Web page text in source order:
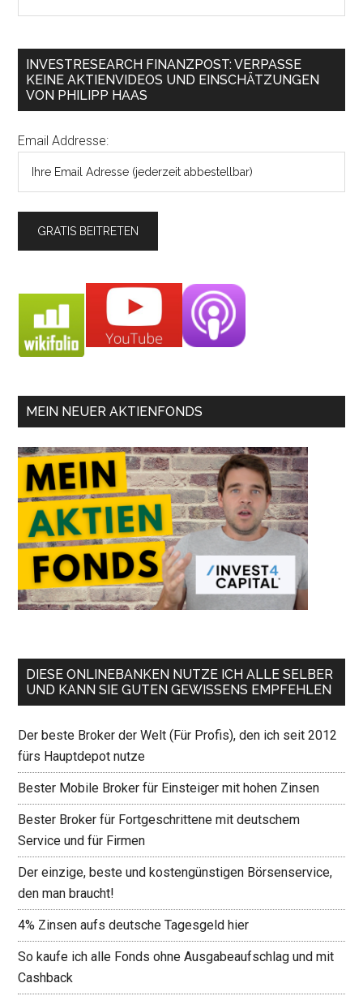
INVESTRESEARCH FINANZPOST: VERPASSE
KEINE AKTIENVIDEOS UND EINSCHÄTZUNGEN
VON PHILIPP HAAS
Email Addresse:
MEIN NEUER AKTIENFONDS
DIESE ONLINEBANKEN NUTZE ICH ALLE SELBER
UND KANN SIE GUTEN GEWISSENS EMPFEHLEN
Der beste Broker der Welt (Für Profis), den ich seit 2012
fürs Hauptdepot nutze
Bester Mobile Broker für Einsteiger mit hohen Zinsen
Bester Broker für Fortgeschrittene mit deutschem
Service und für Firmen
Der einzige, beste und kostengünstigen Börsenservice,
den man braucht!
4% Zinsen aufs deutsche Tagesgeld hier
So kaufe ich alle Fonds ohne Ausgabeaufschlag und mit
Cashback